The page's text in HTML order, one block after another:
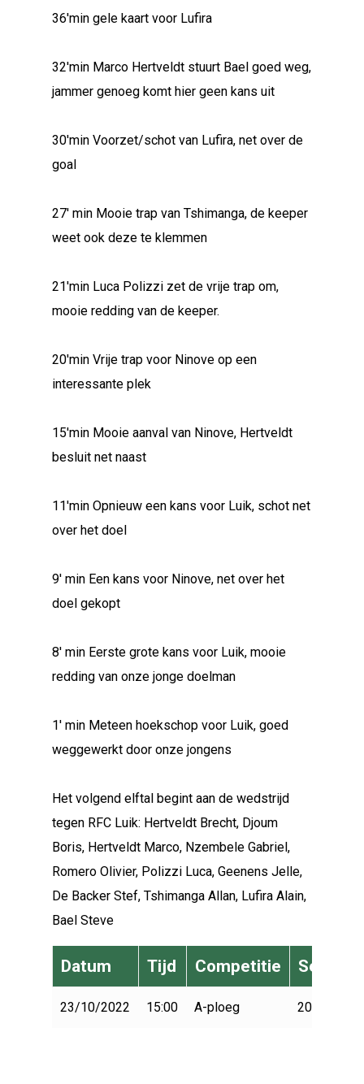
36'min gele kaart voor Lufira
32'min Marco Hertveldt stuurt Bael goed weg,
jammer genoeg komt hier geen kans uit
30'min Voorzet/schot van Lufira, net over de
goal
27' min Mooie trap van Tshimanga, de keeper
weet ook deze te klemmen
21'min Luca Polizzi zet de vrije trap om,
mooie redding van de keeper.
20'min Vrije trap voor Ninove op een
interessante plek
15'min Mooie aanval van Ninove, Hertveldt
besluit net naast
11'min Opnieuw een kans voor Luik, schot net
over het doel
9' min Een kans voor Ninove, net over het
doel gekopt
8' min Eerste grote kans voor Luik, mooie
redding van onze jonge doelman
1' min Meteen hoekschop voor Luik, goed
weggewerkt door onze jongens
Het volgend elftal begint aan de wedstrijd
tegen RFC Luik: Hertveldt Brecht, Djoum
Boris, Hertveldt Marco, Nzembele Gabriel,
Romero Olivier, Polizzi Luca, Geenens Jelle,
De Backer Stef, Tshimanga Allan, Lufira Alain,
Bael Steve
Datum Tijd Competitie Seizoen
23/10/2022 15:00 A-ploeg 2022-2023